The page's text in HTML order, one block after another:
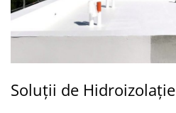
Vată Bazaltică
Polistiren Expandat & Extrudat
Accesorii Finisaje
Uși de Vizitare
Soluții de